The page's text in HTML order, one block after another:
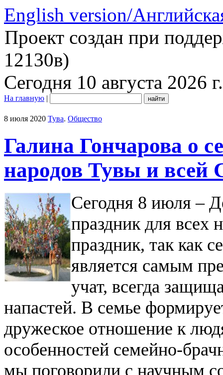
English version/
Проект создан при
12130в)
Сегодня 10 августа 2026 г.
На главную |
8 июля 2020 Тува. Общество
Галина Гончарова о
народов Тувы и всей
Сегодня 8 июля –
праздник для всех
праздник, так как
является самым
учат, всегда
напастей. В семье
дружеское отношение к
особенностей семейно-
мы поговорили с научным